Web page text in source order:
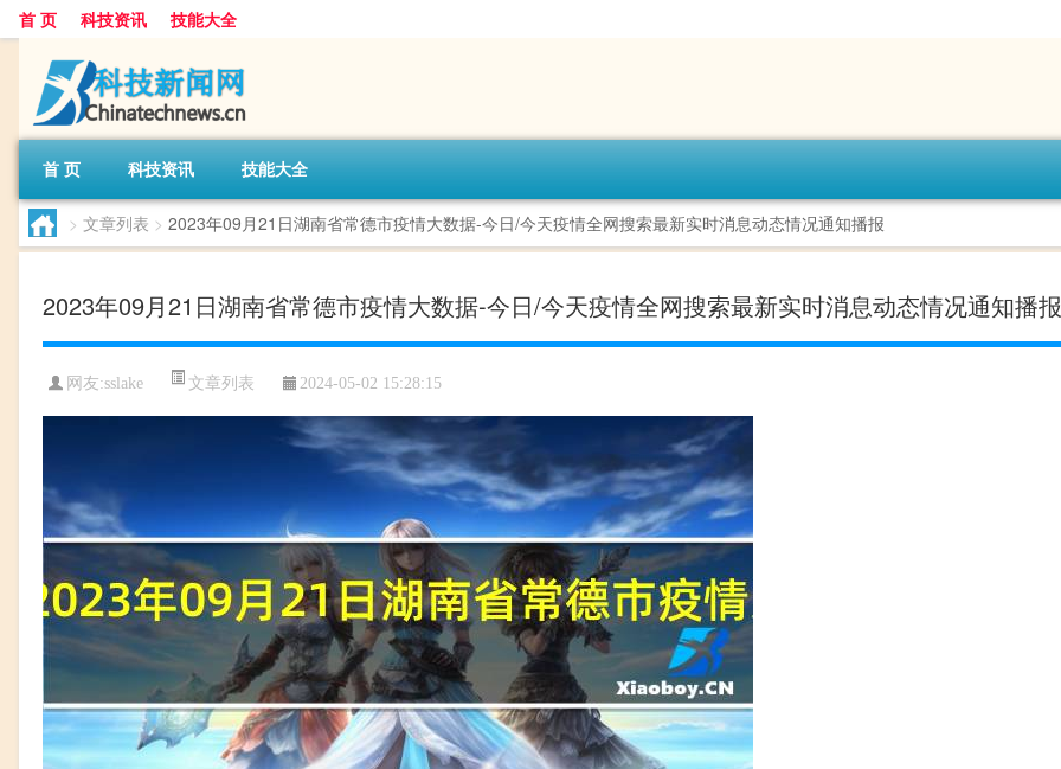
首 页 科技资讯 技能大全
首 页 科技资讯 技能大全
> 文章列表 > 2023年09月21日湖南省常德市疫情大数据-今日/今天疫情全网搜索最新实时消息动态情况通知播报
2023年09月21日湖南省常德市疫情大数据-今日/今天疫情全网搜索最新实时消息动态情况通知播报
网友:sslake 文章列表 2024-05-02 15:28:15